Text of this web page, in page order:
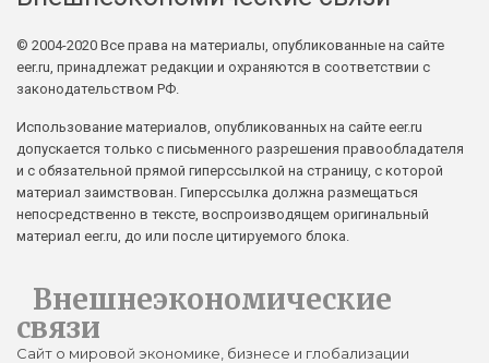
© 2004-2020 Все права на материалы, опубликованные на сайте
eer.ru, принадлежат редакции и охраняются в соответствии с
законодательством РФ.
Использование материалов, опубликованных на сайте eer.ru
допускается только с письменного разрешения правообладателя
и с обязательной прямой гиперссылкой на страницу, с которой
материал заимствован. Гиперссылка должна размещаться
непосредственно в тексте, воспроизводящем оригинальный
материал eer.ru, до или после цитируемого блока.
Внешнеэкономические
связи
Сайт о мировой экономике, бизнесе и глобализации